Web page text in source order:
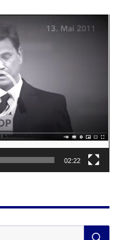
02:22